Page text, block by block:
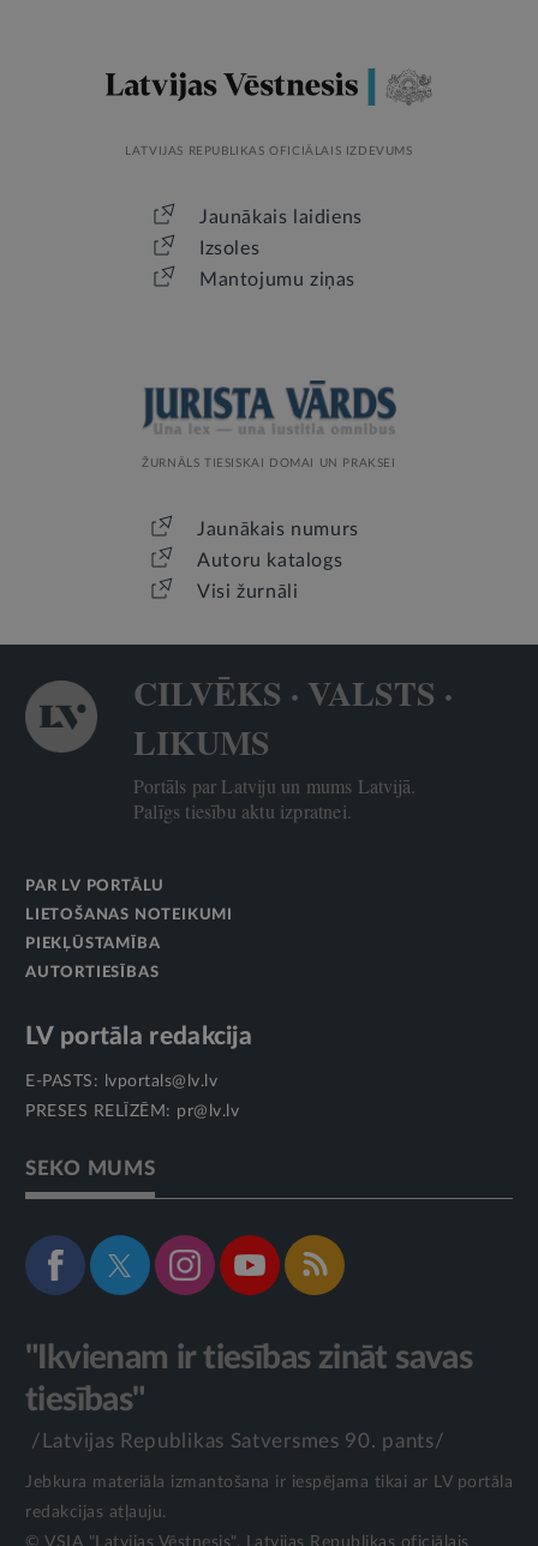
LATVIJAS REPUBLIKAS OFICIĀLAIS IZDEVUMS
Jaunākais laidiens
Izsoles
Mantojumu ziņas
ŽURNĀLS TIESISKAI DOMAI UN PRAKSEI
Jaunākais numurs
Autoru katalogs
Visi žurnāli
CILVĒKS · VALSTS ·
LIKUMS
Portāls par Latviju un mums Latvijā.
Palīgs tiesību aktu izpratnei.
PAR LV PORTĀLU
LIETOŠANAS NOTEIKUMI
PIEKĻŪSTAMĪBA
AUTORTIESĪBAS
LV portāla redakcija
E-PASTS:
lvportals@lv.lv
PRESES RELĪZĒM: pr@lv.lv
SEKO MUMS
"Ikvienam ir tiesības zināt savas
tiesības"
/Latvijas Republikas Satversmes 90. pants/
Jebkura materiāla izmantošana ir iespējama tikai ar LV portāla
redakcijas atļauju.
© VSIA "Latvijas Vēstnesis", Latvijas Republikas oficiālais